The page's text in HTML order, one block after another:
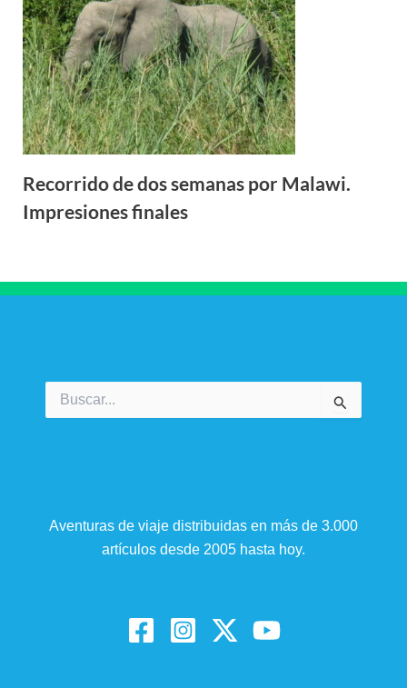
Recorrido de dos semanas por Malawi.
Impresiones finales
Buscar
por:
Aventuras de viaje distribuidas en más de 3.000
artículos desde 2005 hasta hoy.